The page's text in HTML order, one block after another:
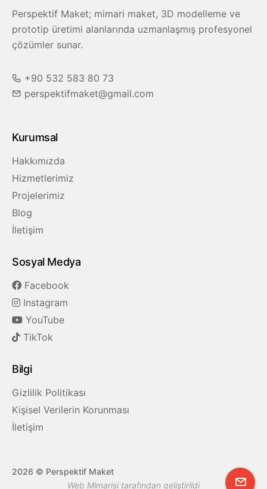
Perspektif Maket; mimari maket, 3D modelleme ve
prototip üretimi alanlarında uzmanlaşmış profesyonel
çözümler sunar.
+90 532 583 80 73
perspektifmaket@gmail.com
Kurumsal
Hakkımızda
Hizmetlerimiz
Projelerimiz
Blog
İletişim
Sosyal Medya
Facebook
Instagram
YouTube
TikTok
Bilgi
Gizlilik Politikası
Kişisel Verilerin Korunması
İletişim
2026 © Perspektif Maket
Web Mimarisi tarafından geliştirildi